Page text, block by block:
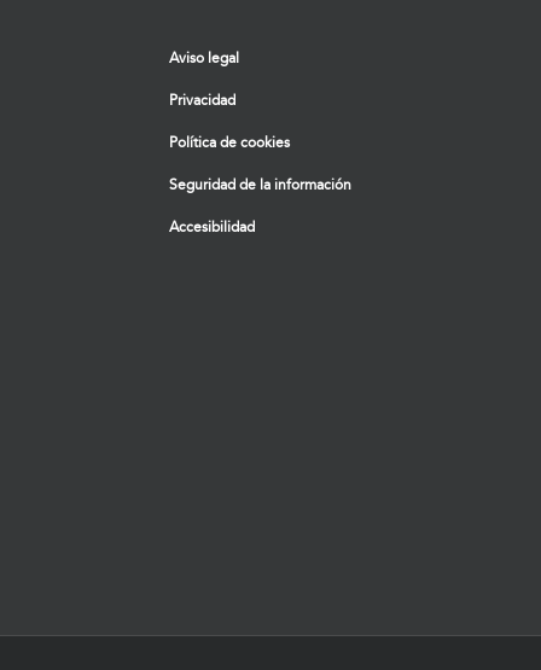
Aviso legal
Privacidad
Política de cookies
Seguridad de la información
Accesibilidad